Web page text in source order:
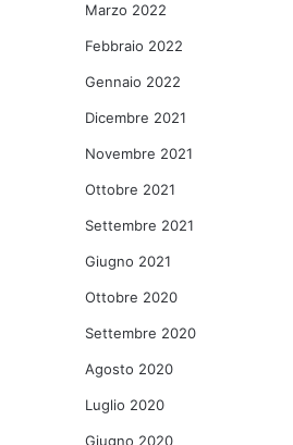
Marzo 2022
Febbraio 2022
Gennaio 2022
Dicembre 2021
Novembre 2021
Ottobre 2021
Settembre 2021
Giugno 2021
Ottobre 2020
Settembre 2020
Agosto 2020
Luglio 2020
Giugno 2020